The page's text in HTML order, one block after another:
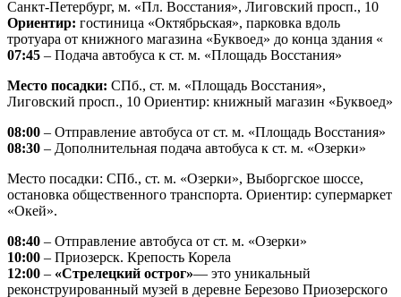
Санкт-Петербург, м. «Пл. Восстания», Лиговский просп., 10
Ориентир: гостиница «Октябрьская», парковка вдоль
тротуара от книжного магазина «Буквоед» до конца здания «
07:45 – Подача автобуса к ст. м. «Площадь Восстания»
Место посадки: СПб., ст. м. «Площадь Восстания»,
Лиговский просп., 10 Ориентир: книжный магазин «Буквоед»
08:00 – Отправление автобуса от ст. м. «Площадь Восстания»
08:30 – Дополнительная подача автобуса к ст. м. «Озерки»
Место посадки: СПб., ст. м. «Озерки», Выборгское шоссе,
остановка общественного транспорта. Ориентир: супермаркет
«Окей».
08:40 – Отправление автобуса от ст. м. «Озерки»
10:00 – Приозерск. Крепость Корела
12:00 – «Стрелецкий острог»— это уникальный
реконструированный музей в деревне Березово Приозерского